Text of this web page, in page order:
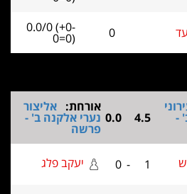
0.0/0 (+0-
0.0
אורחת:אליצור
נערי אלקנה ב' -
פרשה
0 יעקב פלג